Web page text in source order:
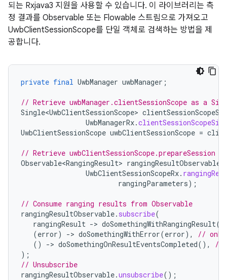
되는 Rxjava3 지원을 사용할 수 있습니다. 이 라이브러리는 측
정 결과를 Observable 또는 Flowable 스트림으로 가져오고
UwbClientSessionScope를 단일 객체로 검색하는 방법을 제
공합니다.
private final UwbManager uwbManager ;
// Retrieve uwbManager.clientSessionScope as a
Single<UwbClientSessionScope>
UwbManagerRx.
UwbClientSessionScope uwbClientSessionScope =
// Retrieve uwbClientSessionScope.prepareSession
Observable<RangingResult> rangingResultObservable
UwbClientSessionScopeRx.
rangingParameters);
// Consume ranging results from Observable
rangingResultObservable. subscribe(
rangingResult -> doSomethingWithRangingResult(
(error) -> doSomethingWithError(error),
//
()
-> doSomethingOnResultEventsCompleted(),
//
);
// Unsubscribe
rangingResultObservable.unsubscribe();